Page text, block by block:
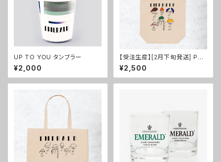
UP TO YOU タンブラー
¥2,000
【受注生産】[2月下旬発送] Port
rait Tote Bag
¥2,500